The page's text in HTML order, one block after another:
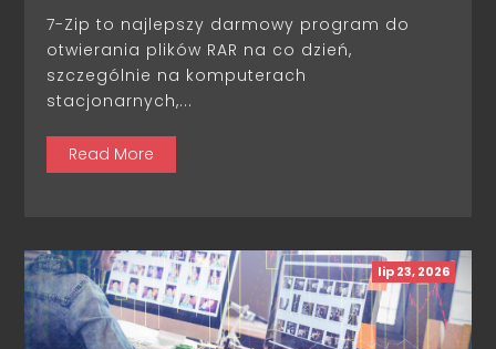
7-Zip to najlepszy darmowy program do
otwierania plików RAR na co dzień,
szczególnie na komputerach
stacjonarnych,...
Read More
lip 23, 2026